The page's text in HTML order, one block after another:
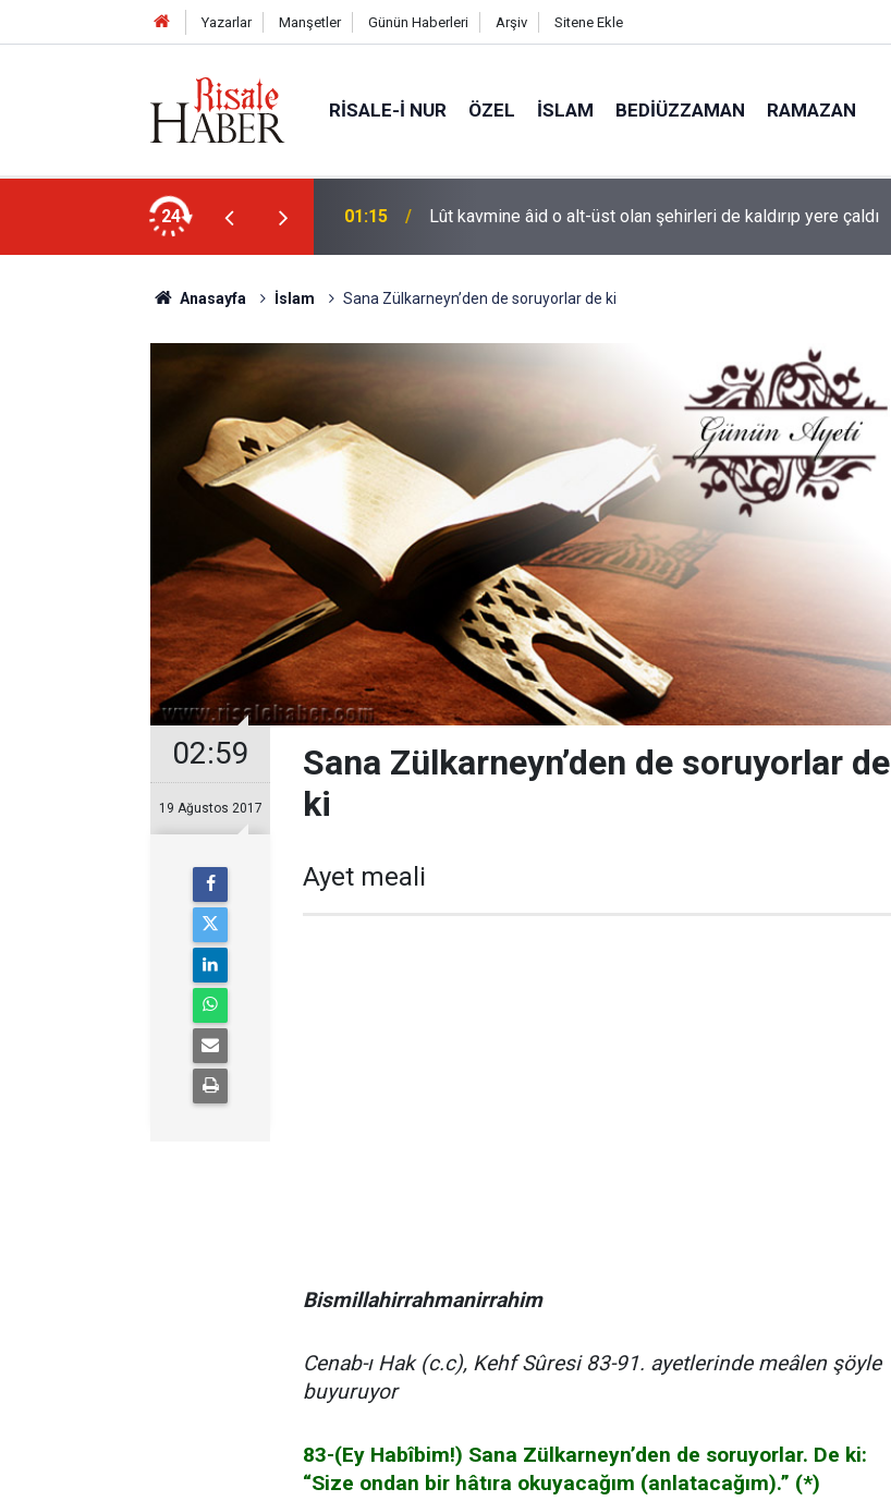
Yazarlar Manşetler Günün Haberleri Arşiv Sitene Ekle
RISALE-I NUR ÖZEL İSLAM BEDIÜZZAMAN RAMAZAN
24
biri öldüğünde de 01:15 Lût kavmine âid o alt-üst olan şehirleri de kaldırıp yere çaldı
Anasayfa İslam Sana Zülkarneyn’den de soruyorlar de ki
02:59
19 Ağustos 2017
Sana Zülkarneyn’den de soruyorlar de
ki
Ayet meali
Bismillahirrahmanirrahim
Cenab-ı Hak (c.c), Kehf Sûresi 83-91. ayetlerinde meâlen şöyle
buyuruyor
83-(Ey Habîbim!) Sana Zülkarneyn’den de soruyorlar. De ki:
“Size ondan bir hâtıra okuyacağım (anlatacağım).” (*)